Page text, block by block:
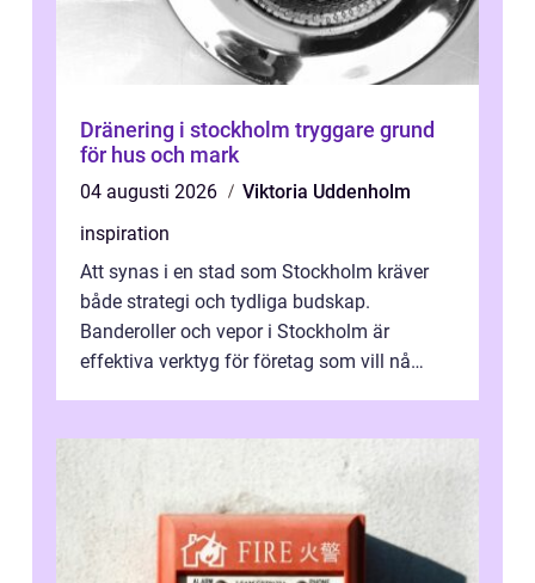
Dränering i stockholm tryggare grund
för hus och mark
04 augusti 2026
Viktoria Uddenholm
inspiration
Att synas i en stad som Stockholm kräver
både strategi och tydliga budskap.
Banderoller och vepor i Stockholm är
effektiva verktyg för företag som vill nå